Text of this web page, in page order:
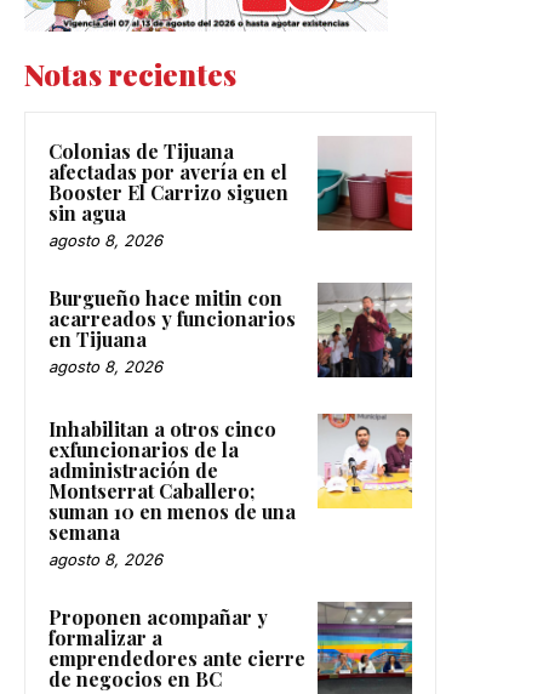
Notas recientes
Colonias de Tijuana
afectadas por avería en el
Booster El Carrizo siguen
sin agua
agosto 8, 2026
Burgueño hace mitin con
acarreados y funcionarios
en Tijuana
agosto 8, 2026
Inhabilitan a otros cinco
exfuncionarios de la
administración de
Montserrat Caballero;
suman 10 en menos de una
semana
agosto 8, 2026
Proponen acompañar y
formalizar a
emprendedores ante cierre
de negocios en BC